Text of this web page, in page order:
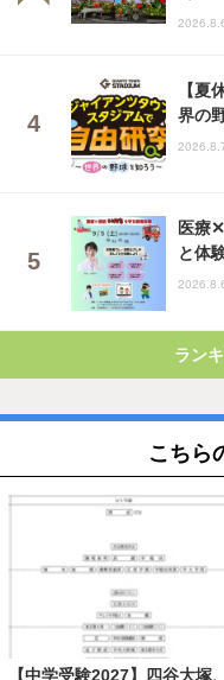
【夏
界の
医療
と体
ラン
こちら
【中学受験2027】四谷大塚